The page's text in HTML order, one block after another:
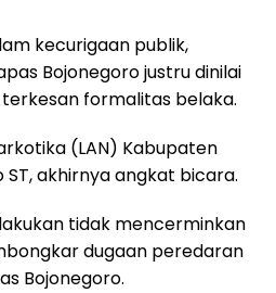
kecurigaan publik,
Bojonegoro justru dinilai
formalitas belaka.
(LAN) Kabupaten
ST, akhirnya angkat bicara.
tidak mencerminkan
dugaan peredaran
Bojonegoro.